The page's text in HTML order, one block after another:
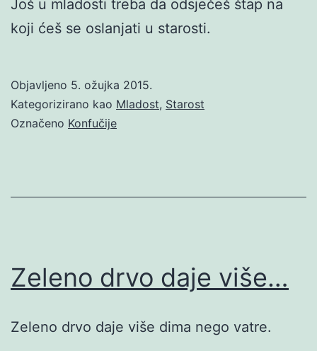
Još u mladosti treba da odsječeš štap na
koji ćeš se oslanjati u starosti.
Objavljeno 5. ožujka 2015.
Kategorizirano kao Mladost, Starost
Označeno Konfučije
Zeleno drvo daje više…
Zeleno drvo daje više dima nego vatre.